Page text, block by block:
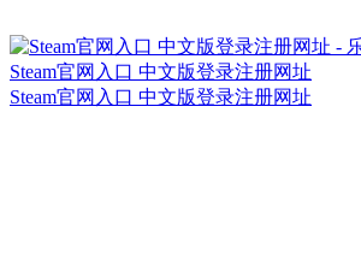
Steam官网入口 中文版登录注册网址
Steam官网入口 中文版登录注册网址